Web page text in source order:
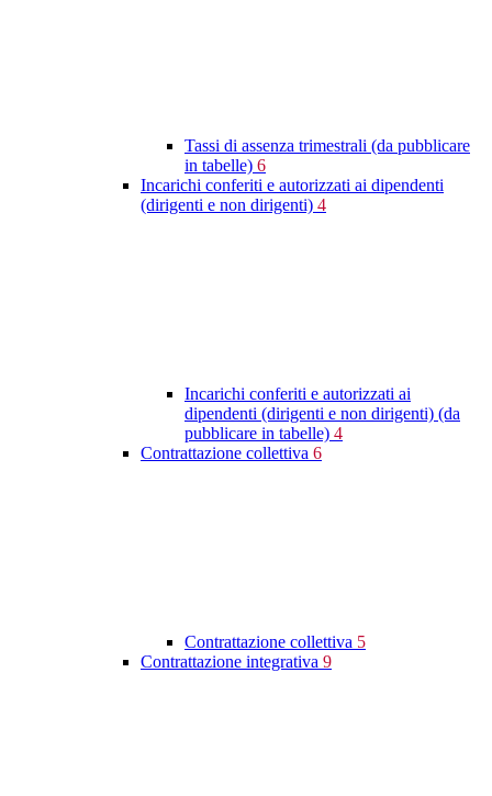
Tassi di assenza trimestrali (da pubblicare
in tabelle) 6
Incarichi conferiti e autorizzati ai dipendenti
(dirigenti e non dirigenti) 4
Incarichi conferiti e autorizzati ai
dipendenti (dirigenti e non dirigenti) (da
pubblicare in tabelle) 4
Contrattazione collettiva 6
Contrattazione collettiva 5
Contrattazione integrativa 9